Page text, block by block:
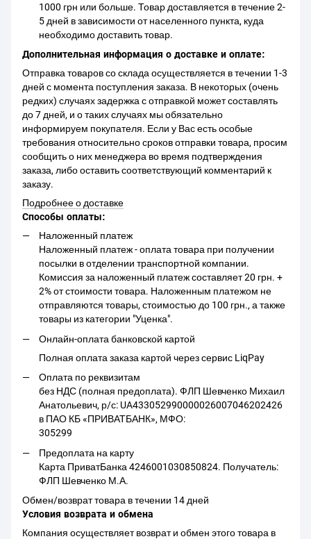
1000 грн или больше. Товар доставляется в течение 2-
5 дней в зависимости от населенного пункта, куда
необходимо доставить товар.
Дополнительная информация о доставке и оплате:
Отправка товаров со склада осуществляется в течении 1-3
дней с момента поступления заказа. В некоторых (очень
редких) случаях задержка с отправкой может составлять
до 7 дней, и о таких случаях мы обязательно
информируем покупателя. Если у Вас есть особые
требования относительно сроков отправки товара, просим
сообщить о них менеджера во время подтверждения
заказа, либо оставить соответствующий комментарий к
заказу.
Подробнее о доставке
Способы оплаты:
Наложенный платеж
Наложенный платеж - оплата товара при получении
посылки в отделении транспортной компании.
Комиссия за наложенный платеж составляет 20 грн. +
2% от стоимости товара. Наложенным платежом не
отправляются товары, стоимостью до 100 грн., а также
товары из категории "Уценка".
Онлайн-оплата банковской картой
Полная оплата заказа картой через сервис LiqPay
Оплата по реквизитам
без НДС (полная предоплата). ФЛП Шевченко Михаил
Анатольевич, р/с: UA433052990000026007046202426
в ПАО КБ «ПРИВАТБАНК», МФО:
305299
Предоплата на карту
Карта ПриватБанка 4246001030850824. Получатель:
ФЛП Шевченко М.А.
Обмен/возврат товара в течении 14 дней
Условия возврата и обмена
Компания осуществляет возврат и обмен этого товара в